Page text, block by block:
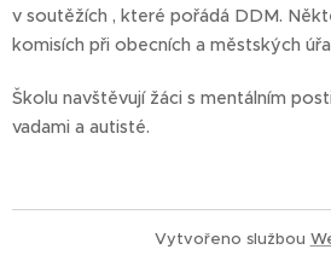
v soutěžích , které pořádá DDM.
komisích při obecních a městských
Školu navštěvují žáci s mentálním
vadami a autisté.
Vytvořeno službou